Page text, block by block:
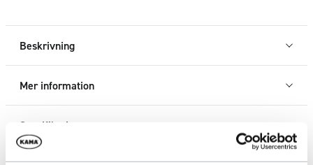
Daily
L2
mängd
Beskrivning
Mer information
Specifikation